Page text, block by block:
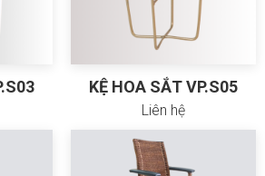
KỆ HOA SẮT VP.S05
Liên hệ